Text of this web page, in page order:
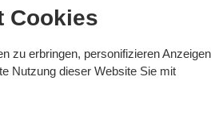
Cookies
zu erbringen, personifizieren Anzeigen
Nutzung dieser Website Sie mit